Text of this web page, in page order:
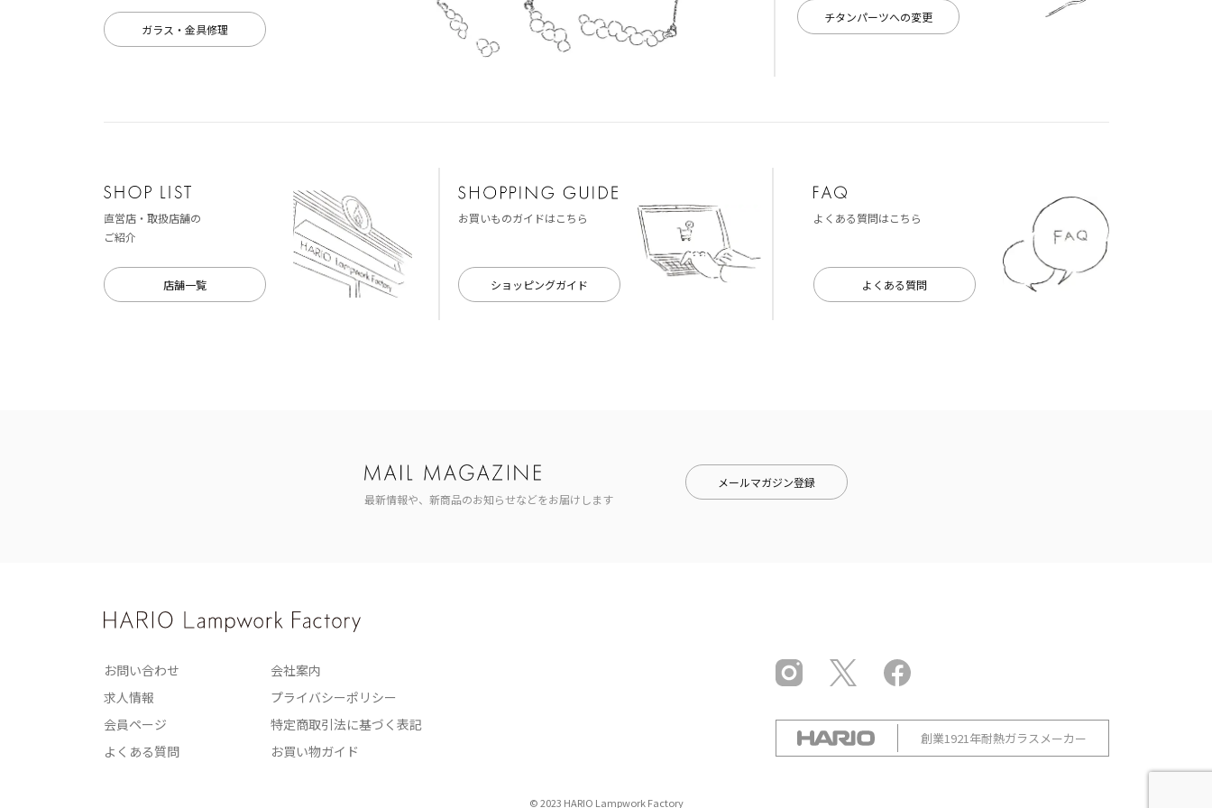
ガラス・金具修理
チタンパーツへの変更
直営店・取扱店舗の
ご紹介
店舗一覧
お買いものガイドはこちら
ショッピングガイド
よくある質問はこちら
よくある質問
最新情報や、新商品のお知らせなどをお届けします
メールマガジン登録
お問い合わせ
会社案内
求人情報
プライバシーポリシー
会員ページ
特定商取引法に基づく表記
よくある質問
お買い物ガイド
創業1921年耐熱ガラスメーカー
© 2023 HARIO Lampwork Factory